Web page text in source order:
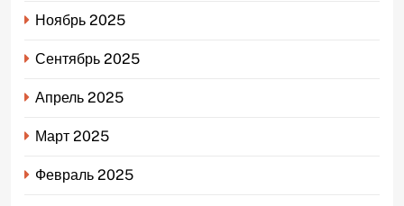
Ноябрь 2025
Сентябрь 2025
Апрель 2025
Март 2025
Февраль 2025